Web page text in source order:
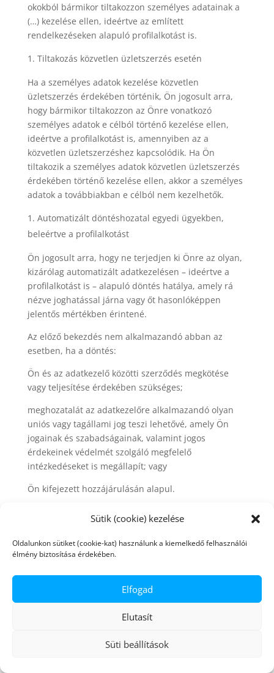
Sütik (cookie) kezelése
Oldalunkon sütiket (cookie-kat) használunk a kiemelkedő felhasználói
élmény biztosítása érdekében.
Elfogad
Elutasít
Süti beállítások
okokból bármikor tiltakozzon személyes adatainak a
(…) kezelése ellen, ideértve az említett
rendelkezéseken alapuló profilalkotást is.
Tiltakozás közvetlen üzletszerzés esetén
Ha a személyes adatok kezelése közvetlen
üzletszerzés érdekében történik, Ön jogosult arra,
hogy bármikor tiltakozzon az Önre vonatkozó
személyes adatok e célból történő kezelése ellen,
ideértve a profilalkotást is, amennyiben az a
közvetlen üzletszerzéshez kapcsolódik. Ha Ön
tiltakozik a személyes adatok közvetlen üzletszerzés
érdekében történő kezelése ellen, akkor a személyes
adatok a továbbiakban e célból nem kezelhetők.
Automatizált döntéshozatal egyedi ügyekben,
beleértve a profilalkotást
Ön jogosult arra, hogy ne terjedjen ki Önre az olyan,
kizárólag automatizált adatkezelésen – ideértve a
profilalkotást is – alapuló döntés hatálya, amely rá
nézve joghatással járna vagy őt hasonlóképpen
jelentős mértékben érintené.
Az előző bekezdés nem alkalmazandó abban az
esetben, ha a döntés:
Ön és az adatkezelő közötti szerződés megkötése
vagy teljesítése érdekében szükséges;
meghozatalát az adatkezelőre alkalmazandó olyan
uniós vagy tagállami jog teszi lehetővé, amely Ön
jogainak és szabadságainak, valamint jogos
érdekeinek védelmét szolgáló megfelelő
intézkedéseket is megállapít; vagy
Ön kifejezett hozzájárulásán alapul.
mindenféleképpen a kérelem beérkezésétől
számított 1 hónapon belül tájékoztatja Önt a fenti
kérelmek nyomán hozott intézkedésekről.
Szükség esetén ez 2 hónappal meghosszabbítható. A
határidő meghosszabbításáról az adatkezelő a
kézhezvételétől számított 1 hónapon belül